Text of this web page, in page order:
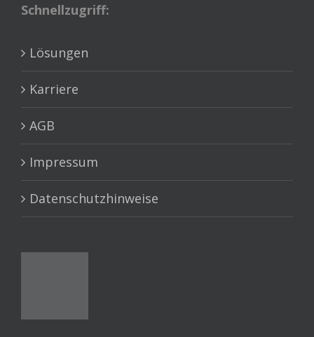
Schnellzugriff:
Lösungen
Karriere
AGB
Impressum
Datenschutzhinweise